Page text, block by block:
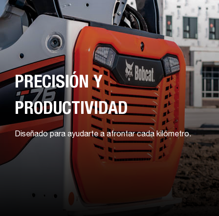
PRECISIÓN Y
PRODUCTIVIDAD
Diseñado para ayudarte a afrontar cada kilómetro.